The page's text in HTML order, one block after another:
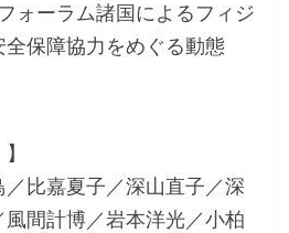
ォーラム諸国によるフィジ
保障協力をめぐる動態
比嘉夏子／深山直子／深
風間計博／岩本洋光／小柏